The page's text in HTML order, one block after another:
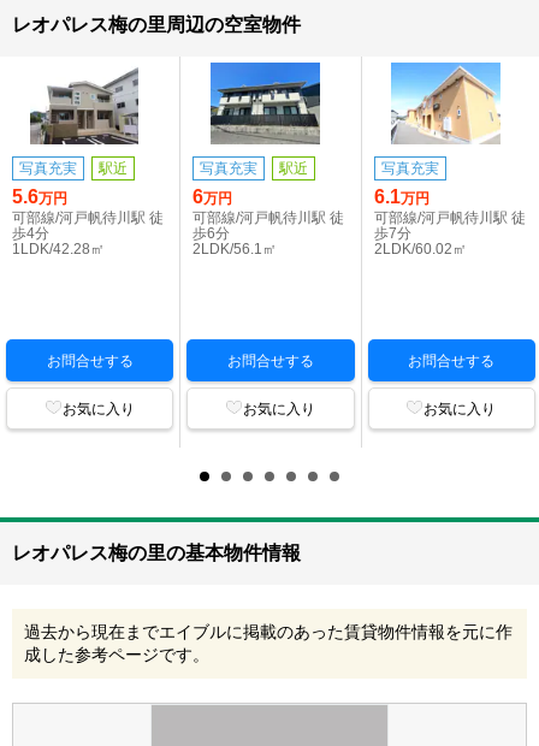
レオパレス梅の里周辺の空室物件
写真充実 駅近
5.6万円
可部線/河戸帆待川駅 徒
歩4分
1LDK/42.28㎡
お問合せする
お気に入り
写真充実 駅近
6万円
可部線/河戸帆待川駅 徒
歩6分
2LDK/56.1㎡
お問合せする
お気に入り
写真充実
6.1万円
可部線/河戸帆待川駅 徒
歩7分
2LDK/60.02㎡
お問合せする
お気に入り
レオパレス梅の里の基本物件情報
過去から現在までエイブルに掲載のあった賃貸物件情報を元に作
成した参考ページです。